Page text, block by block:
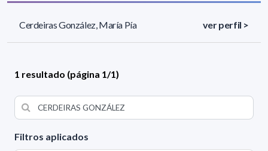
Filtros aplicados
Cerdeiras González, María Pía ver perfil >
1 resultado (página 1/1)